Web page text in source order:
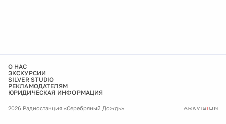
О НАС
ЭКСКУРСИИ
SILVER STUDIO
РЕКЛАМОДАТЕЛЯМ
ЮРИДИЧЕСКАЯ ИНФОРМАЦИЯ
2026 Радиостанция «Серебряный Дождь»